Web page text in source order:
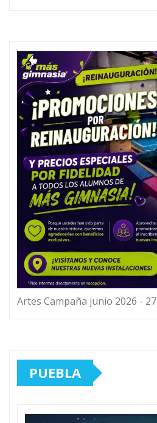
Artes Campaña junio 2026 - 27
PUEBLA